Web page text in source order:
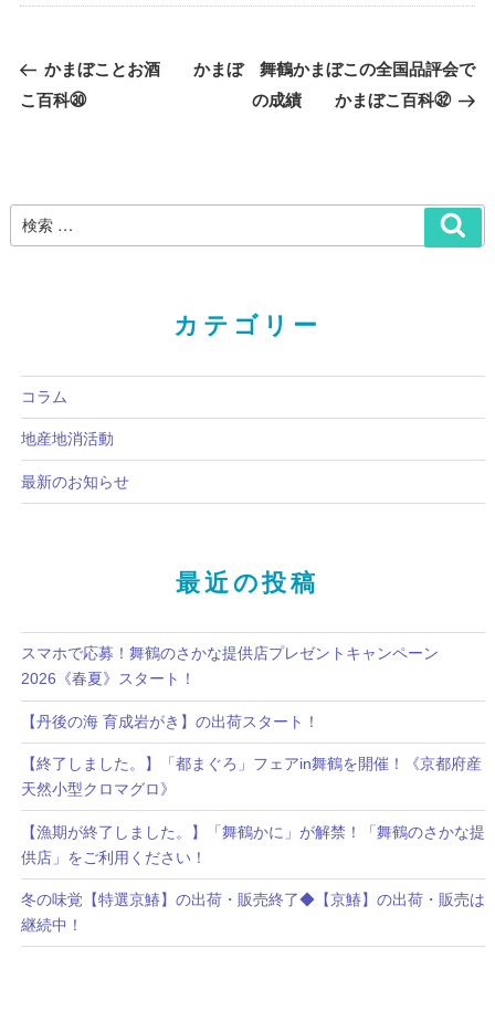
過
去
かまぼことお酒 かまぼ
こ百科㉚
次
の
舞鶴かまぼこの全国品評会で
の成績 かまぼこ百科㉜
カテゴリー
コラム
地産地消活動
最新のお知らせ
最近の投稿
スマホで応募！舞鶴のさかな提供店プレゼントキャンペーン
2026《春夏》スタート！
【丹後の海 育成岩がき】の出荷スタート！
【終了しました。】「都まぐろ」フェアin舞鶴を開催！《京都府産
天然小型クロマグロ》
【漁期が終了しました。】「舞鶴かに」が解禁！「舞鶴のさかな提
供店」をご利用ください！
冬の味覚【特選京鰆】の出荷・販売終了◆【京鰆】の出荷・販売は
継続中！